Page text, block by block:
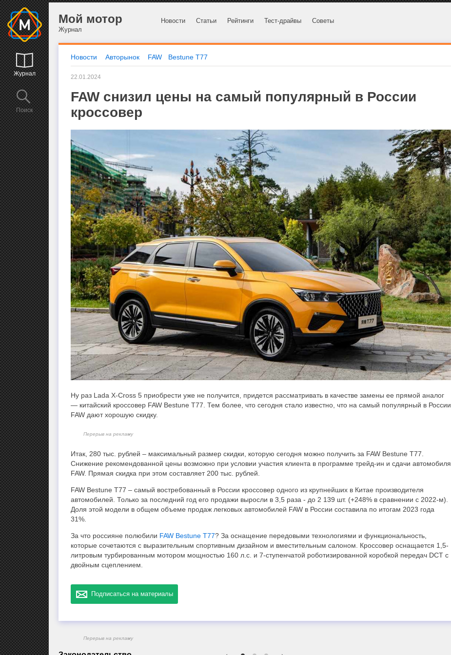
Журнал
Поиск
Мой мотор
Журнал
Новости Статьи Рейтинги Тест-драйвы Советы
Новости Авторынок FAW Bestune T77
22.01.2024
FAW снизил цены на самый популярный в России
кроссовер
Ну раз Lada X-Cross 5 приобрести уже не получится, придется рассматривать в качестве замены ее прямой аналог
— китайский кроссовер FAW Bestune T77. Тем более, что сегодня стало известно, что на самый популярный в России
FAW дают хорошую скидку.
Перерыв на рекламу
Итак, 280 тыс. рублей – максимальный размер скидки, которую сегодня можно получить за FAW Bestune T77.
Снижение рекомендованной цены возможно при условии участия клиента в программе трейд-ин и сдачи автомобиля
FAW. Прямая скидка при этом составляет 200 тыс. рублей.
FAW Bestune T77 – самый востребованный в России кроссовер одного из крупнейших в Китае производителя
автомобилей. Только за последний год его продажи выросли в 3,5 раза - до 2 139 шт. (+248% в сравнении с 2022-м).
Доля этой модели в общем объеме продаж легковых автомобилей FAW в России составила по итогам 2023 года
31%.
За что россияне полюбили FAW Bestune T77? За оснащение передовыми технологиями и функциональность,
которые сочетаются с выразительным спортивным дизайном и вместительным салоном. Кроссовер оснащается 1,5-
литровым турбированным мотором мощностью 160 л.с. и 7-ступенчатой роботизированной коробкой передач DCT с
двойным сцеплением.
Подписаться на материалы
Перерыв на рекламу